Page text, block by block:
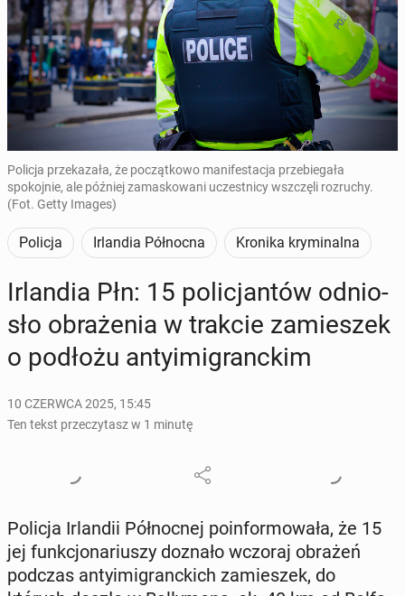
Policja przekazała, że początkowo manifestacja przebiegała
spokojnie, ale później zamaskowani uczestnicy wszczęli rozruchy.
(Fot. Getty Images)
Policja Irlandia Północna Kronika kryminalna
Ir­lan­dia Płn: 15 po­li­cjan­tów od­nio­
sło ob­ra­że­nia w trakcie za­mie­szek
o podłożu an­ty­imi­granc­kim
10 CZERWCA 2025, 15:45
Ten tekst przeczytasz w 1 minutę
Policja Ir­lan­dii Pół­noc­nej po­in­for­mo­wa­ła, że 15
jej funk­cjo­na­riu­szy doznało wczoraj obrażeń
podczas an­ty­imi­granc­kich za­mie­szek, do